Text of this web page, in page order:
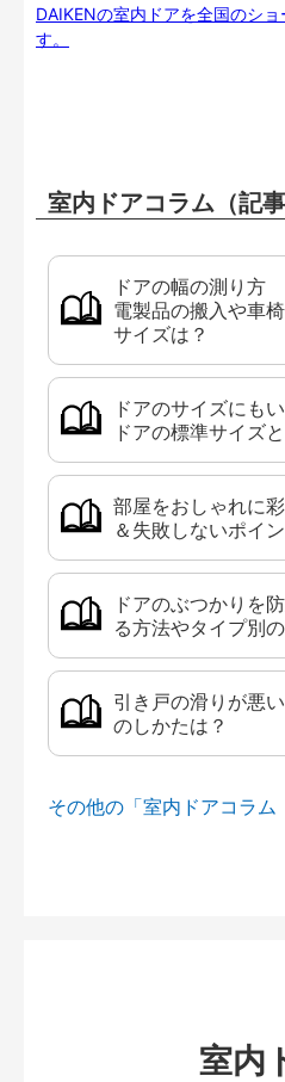
DAIKENの室内ドアを全国のシ
す。
室内ドアコラム（記事
ドアの幅の測り方
電製品の搬入や車
サイズは？
ドアのサイズにも
ドアの標準サイズ
部屋をおしゃれに
＆失敗しないポイ
ドアのぶつかりを
る方法やタイプ別
引き戸の滑りが悪
のしかたは？
その他の「室内ドアコラム
室内